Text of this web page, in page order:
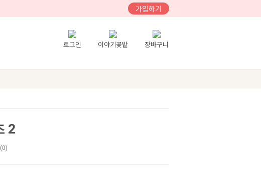
가입하기
로그인 이야기꽃밭 장바구니
2
(0)